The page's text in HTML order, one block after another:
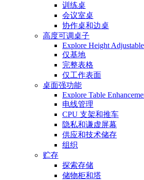
训练桌
会议室桌
协作桌和边桌
高度可调桌子
Explore Height
仅基地
完整表格
仅工作表面
桌面强功能
Explore Table
电线管理
CPU 支架和推车
隐私和谦虚屏幕
供应和技术储存
组织
贮存
探索存储
储物柜和塔